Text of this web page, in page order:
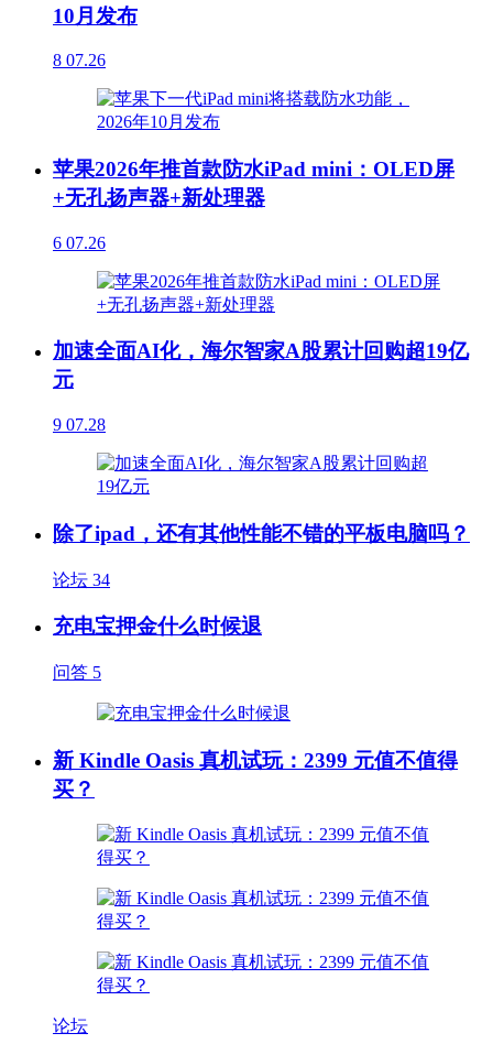
10月发布
8 07.26
苹果2026年推首款防水iPad mini：OLED屏
+无孔扬声器+新处理器
6 07.26
加速全面AI化，海尔智家A股累计回购超19亿
元
9 07.28
除了ipad，还有其他性能不错的平板电脑吗？
论坛 34
充电宝押金什么时候退
问答 5
新 Kindle Oasis 真机试玩：2399 元值不值得
买？
论坛